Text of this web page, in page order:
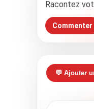
Racontez
Commenter
💬 Ajouter